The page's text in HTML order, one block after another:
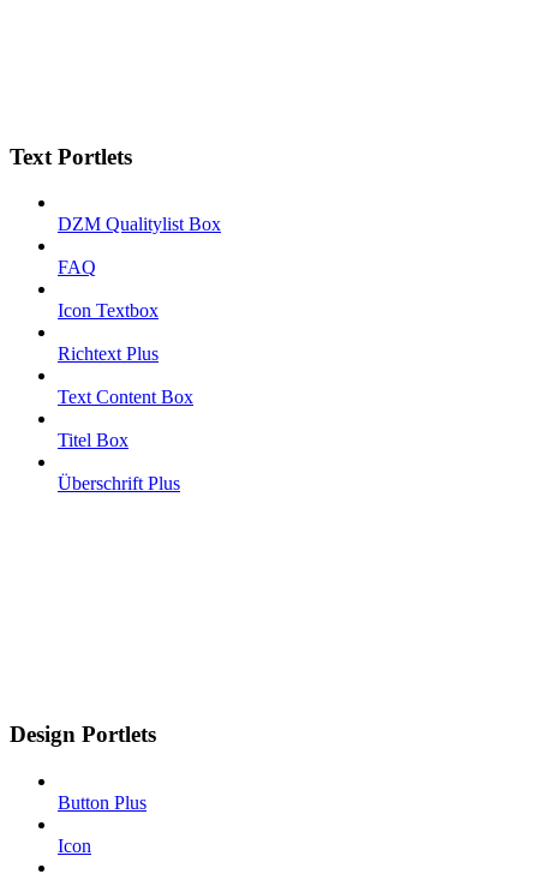
Text Portlets
DZM Qualitylist Box
FAQ
Icon Textbox
Richtext Plus
Text Content Box
Titel Box
Überschrift Plus
Design Portlets
Button Plus
Icon